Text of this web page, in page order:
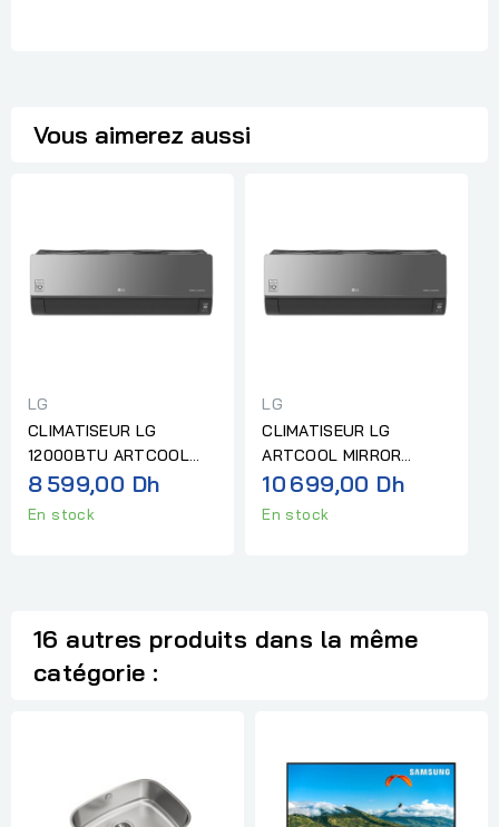
Vous aimerez aussi
LG
CLIMATISEUR LG
12000BTU ARTCOOL
SMART INVERTER NEW ''
Sans...
8 599,00 Dh
En stock
LG
CLIMATISEUR LG
ARTCOOL MIRROR
UVNANO RÉVERSIBLE
18000 BTU,...
10 699,00 Dh
En stock
16 autres produits dans la même
catégorie :